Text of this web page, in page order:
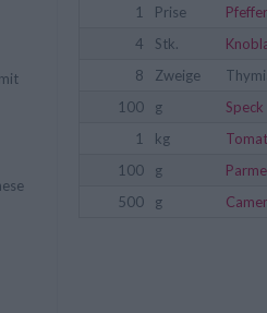
1
Prise
Pfeffer
4
Stk.
8
Zweige
100
g
Speck
1
kg
100
g
500
g